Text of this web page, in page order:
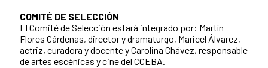
COMITÉ DE SELECCIÓN
El Comité de Selección estará integrado por: Martín
Flores Cárdenas, director y dramaturgo, Maricel Álvarez,
actriz, curadora y docente y Carolina Chávez, responsable
de artes escénicas y cine del CCEBA.